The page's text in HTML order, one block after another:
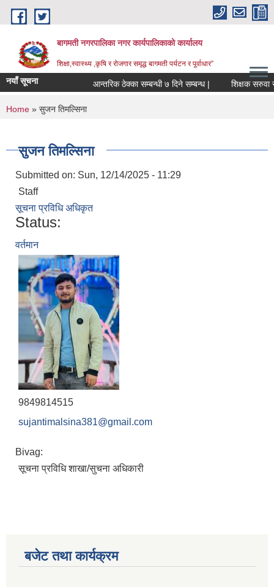
Skip to main content
बागमती नगरपालिका नगर कार्यपालिकाको कार्यालय
शिक्षा,स्वास्थ्य ,कृषि र रोजगार समृद्ध बागमती पर्यटन र पूर्वाधार”
नयाँ सूचना आन्तरिक ठेक्का सम्बन्धी ७ दिने सम्बन्ध |
You are here
Home » सुजन तिमल्सिना
सुजन तिमल्सिना
Submitted on: Sun, 12/14/2025 - 11:29
Staff
सूचना प्रविधि अधिकृत
Status:
वर्तमान
9849814515
sujantimalsina381@gmail.com
Bivag:
सूचना प्रविधि शाखा/सुचना अधिकारी
बजेट तथा कार्यक्रम